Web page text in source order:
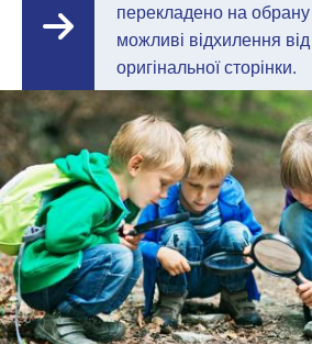
перекладено на
можливі відхилення від
оригінальної сторінки.